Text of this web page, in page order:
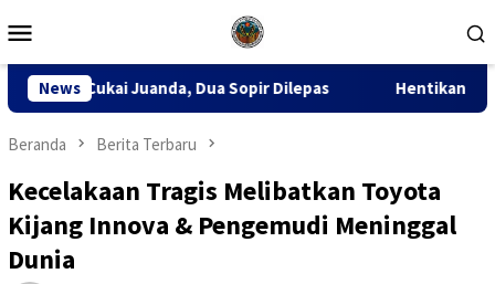
ke
Mobile
News
Dua Sopir Dilepas Hentikan Kriminalisasi Guru, Forum
Beranda Berita Terbaru
Kecelakaan Tragis Melibatkan Toyota
Kijang Innova & Pengemudi Meninggal
Dunia